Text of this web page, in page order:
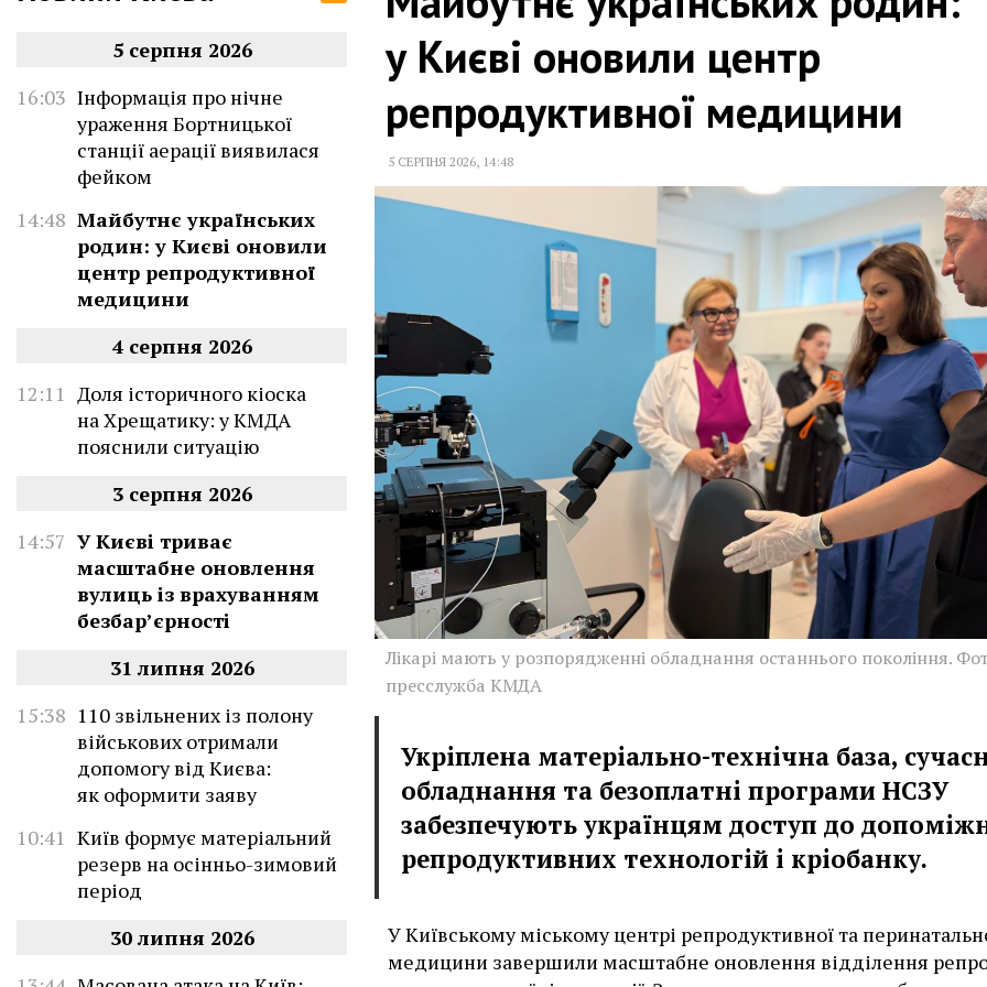
5 серпня 2026
16:03 Інформація про нічне
ураження Бортницької
станції аерації виявилася
фейком
14:48 Майбутнє українських
родин: у Києві оновили
центр репродуктивної
медицини
4 серпня 2026
12:11 Доля історичного кіоска
на Хрещатику: у КМДА
пояснили ситуацію
3 серпня 2026
14:57 У Києві триває
масштабне оновлення
вулиць із врахуванням
безбар’єрності
31 липня 2026
15:38 110 звільнених із полону
військових отримали
допомогу від Києва:
як оформити заяву
10:41 Київ формує матеріальний
резерв на осінньо-зимовий
період
30 липня 2026
у Києві оновили центр
репродуктивної медицини
5 СЕРПНЯ 2026, 14:48
Лікарі мають у розпорядженні обладнання останнього покоління.
пресслужба КМДА
Укріплена матеріально-технічна база,
обладнання та безоплатні програми НСЗУ
забезпечують українцям доступ до
репродуктивних технологій і кріобанку.
У Київському міському центрі репродуктивної та
медицини завершили масштабне оновлення відділення